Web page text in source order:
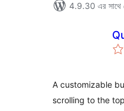
4.9.30 এর সাথে
A customizable
scrolling to the